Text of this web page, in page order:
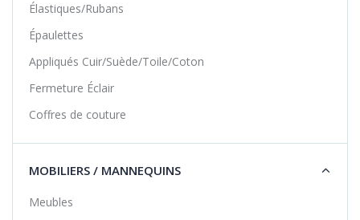
Élastiques/Rubans
Épaulettes
Appliqués Cuir/Suède/Toile/Coton
Fermeture Éclair
Coffres de couture
MOBILIERS / MANNEQUINS
Meubles